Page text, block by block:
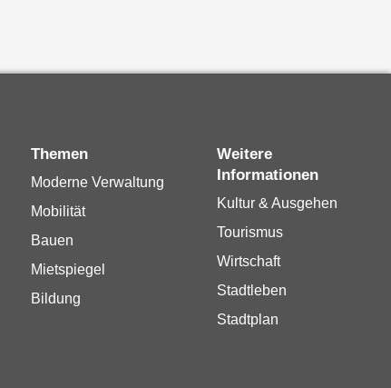
Themen
Moderne Verwaltung
Mobilität
Bauen
Mietspiegel
Bildung
Weitere
Informationen
Kultur & Ausgehen
Tourismus
Wirtschaft
Stadtleben
Stadtplan